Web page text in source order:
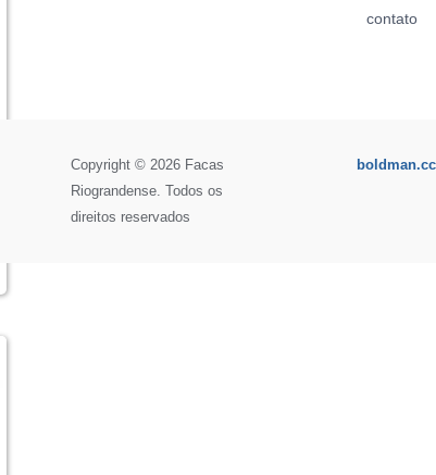
contato
Copyright © 2026 Facas
Riograndense. Todos os
direitos reservados
boldman.cc